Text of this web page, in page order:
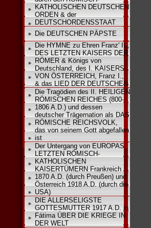
KATHOLISCHEN DEUTSCHEN
ORDEN & der
DEUTSCHORDENSSTAAT
Die DEUTSCHEN PÄPSTE
Die HYMNE zu Ehren Franz' II.,
DES LETZTEN KAISERS DER
RÖMER & Königs von
Deutschland, des I. KAISERS
VON ÖSTERREICH, Franz I.,
& das LIED DER DEUTSCHEN
Die Tragödien des II. HEILIGEN
RÖMISCHEN REICHES (800-
1806 A.D.) und dessen
deutscher Trägernation als DAS
RÖMISCHE REICHSVOLK,
das von seinem Gott abgefallen
ist
Der Untergang von EUROPAS
LETZTEN RÖMISCH-
KATHOLISCHEN
KAISERTÜMERN Frankreich
1870 A.D. (durch Preußen) und
Österreich 1918 A.D. (durch die
USA)
DIE ALLERSELIGSTE
GOTTESMUTTER 1917 A.D. in
Fátima ÜBER DIE KRIEGE IN
DER WELT